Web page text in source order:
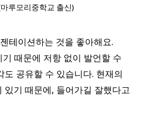
마루모리중학교 출신)
테이션하는 것을 좋아해요.
때문에 저항 없이 발언할 수
공유할 수 있습니다. 현재의
있기 때문에, 들어가길 잘했다고